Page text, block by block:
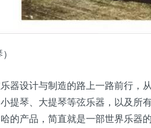
器设计与制造的路上一路前行，
提琴、大提琴等弦乐器，以及所
的产品，简直就是一部世界乐器的